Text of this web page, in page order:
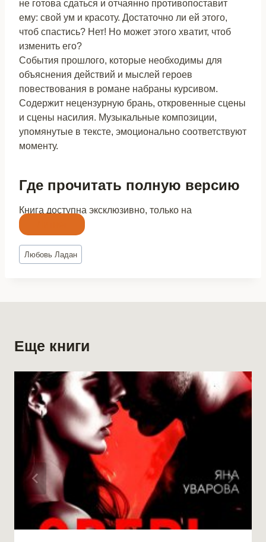
не готова сдаться и отчаянно противопоставит
ему: свой ум и красоту. Достаточно ли ей этого,
чтоб спастись? Нет! Но может этого хватит, чтоб
изменить его?
События прошлого, которые необходимы для
объяснения действий и мыслей героев
повествования в романе набраны курсивом.
Содержит нецензурную брань, откровенные сцены
и сцены насилия. Музыкальные композиции,
упомянутые в тексте, эмоционально соответствуют
моменту.
Где прочитать полную версию
Книга доступна эксклюзивно, только на
Метки
записи:
Любовь Ладан
Еще книги